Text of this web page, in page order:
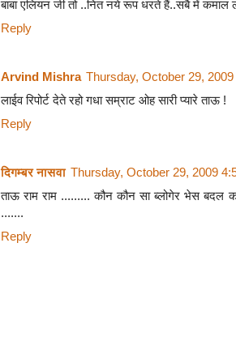
बाबा एलियन जी तो ..नित नये रूप धरते हैं..सबै में कमाल
Reply
Arvind Mishra Thursday, October 29,
लाईव रिपोर्ट देते रहो गधा सम्राट ओह सारी प्यारे ताऊ !
Reply
दिगम्बर नासवा Thursday, October 29, 2009
ताऊ राम राम ......... कौन कौन सा ब्लोगेर भेस बदल
.......
Reply